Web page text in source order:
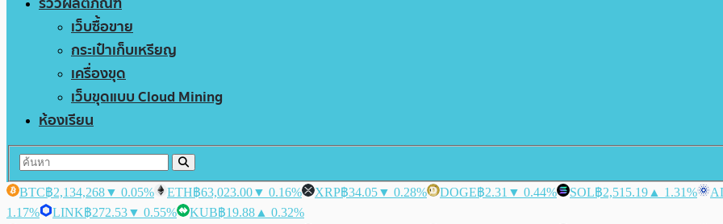
เว็บซื้อขาย
กระเป๋าเก็บเหรียญ
เครื่องขุด
เว็บขุดแบบ Cloud Mining
ห้องเรียน
BTC฿2,134,268▼ 0.05% ETH฿63,023.00▼ 0.16% XRP฿34.05▼ 0.28% DOGE฿2.31 ▼ 0.44% SOL฿2,515.19 ▲ 1.31%
1.17%
LINK฿272.53▼ 0.55% KUB฿19.88 ▲ 0.32%